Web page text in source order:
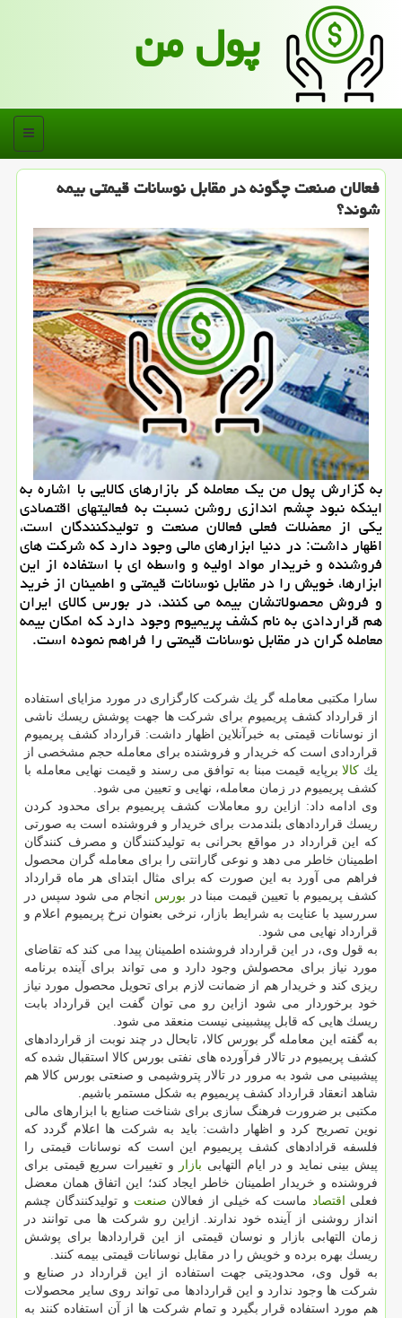
پول من
منو
فعالان صنعت چگونه در مقابل نوسانات قیمتی بیمه
شوند؟
به گزارش پول من یك معامله گر بازارهای كالایی با اشاره به
اینكه نبود چشم اندازی روشن نسبت به فعالیتهای اقتصادی
یكی از معضلات فعلی فعالان صنعت و تولیدكنندگان است،
اظهار داشت: در دنیا ابزارهای مالی وجود دارد كه شركت های
فروشنده و خریدار مواد اولیه و واسطه ای با استفاده از این
ابزارها، خویش را در مقابل نوسانات قیمتی و اطمینان از خرید
و فروش محصولاتشان بیمه می كنند، در بورس كالای ایران
هم قراردادی به نام كشف پریمیوم وجود دارد كه امكان بیمه
معامله گران در مقابل نوسانات قیمتی را فراهم نموده است.
سارا مكتبی معامله گر یك شركت كارگزاری در مورد مزایای استفاده
از قرارداد كشف پریمیوم برای شركت ها جهت پوشش ریسك ناشی
از نوسانات قیمتی به خبرآنلاین اظهار داشت: قرارداد كشف پریمیوم
قراردادی است كه خریدار و فروشنده برای معامله حجم مشخصی از
یك كالابرپایه قیمت مبنا به توافق می رسند و قیمت نهایی معامله با
كشف پریمیوم در زمان معامله، نهایی و تعیین می شود.
وی ادامه داد: ازاین رو معاملات كشف پریمیوم برای محدود كردن
ریسك قراردادهای بلندمدت برای خریدار و فروشنده است به صورتی
كه این قرارداد در مواقع بحرانی به تولیدكنندگان و مصرف كنندگان
اطمینان خاطر می دهد و نوعی گارانتی را برای معامله گران محصول
فراهم می آورد به این صورت كه برای مثال ابتدای هر ماه قرارداد
كشف پریمیوم با تعیین قیمت مبنا در بورس انجام می شود سپس در
سررسید با عنایت به شرایط بازار، نرخی بعنوان نرخ پریمیوم اعلام و
قرارداد نهایی می شود.
به قول وی، در این قرارداد فروشنده اطمینان پیدا می كند كه تقاضای
مورد نیاز برای محصولش وجود دارد و می تواند برای آینده برنامه
ریزی كند و خریدار هم از ضمانت لازم برای تحویل محصول مورد نیاز
خود برخوردار می شود ازاین رو می توان گفت این قرارداد بابت
ریسك هایی كه قابل پیشبینی نیست منعقد می شود.
به گفته این معامله گر بورس كالا، تابحال در چند نوبت از قراردادهای
كشف پریمیوم در تالار فرآورده های نفتی بورس كالا استقبال شده كه
پیشبینی می شود به مرور در تالار پتروشیمی و صنعتی بورس كالا هم
شاهد انعقاد قرارداد كشف پریمیوم به شكل مستمر باشیم.
مكتبی بر ضرورت فرهنگ سازی برای شناخت صنایع با ابزارهای مالی
نوین تصریح كرد و اظهار داشت: باید به شركت ها اعلام گردد كه
فلسفه قرادادهای كشف پریمیوم این است كه نوسانات قیمتی را
پیش بینی نماید و در ایام التهابی بازار
و تغییرات سریع قیمتی برای
فروشنده و خریدار اطمینان خاطر ایجاد كند؛ این اتفاق همان معضل
فعلی اقتصاد ماست كه خیلی از فعالان صنعت و تولیدكنندگان چشم
انداز روشنی از آینده خود ندارند. ازاین رو شركت ها می توانند در
زمان التهابی بازار و نوسان قیمتی از این قراردادها برای پوشش
ریسك بهره برده و خویش را در مقابل نوسانات قیمتی بیمه كنند.
به قول وی، محدودیتی جهت استفاده از این قرارداد در صنایع و
شركت ها وجود ندارد و این قراردادها می تواند روی سایر محصولات
هم مورد استفاده قرار بگیرد و تمام شركت ها از آن استفاده كنند به